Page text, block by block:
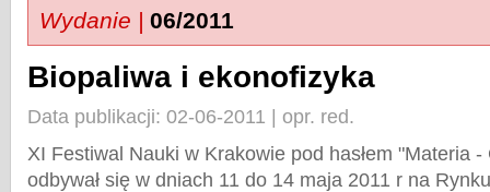
Wydanie | 06/2011
Biopaliwa i ekonofizyka
Data publikacji: 02-06-2011 | opr. red.
XI Festiwal Nauki w Krakowie pod hasłem "Materia -
odbywał się w dniach 11 do 14 maja 2011 r na